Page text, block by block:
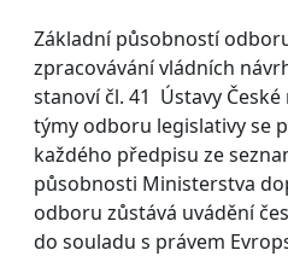
Základní působností
zpracovávání vládních
stanoví čl. 41 Ústavy
týmy odboru legislativy se
každého předpisu ze
působnosti Ministerstva
odboru zůstává uvádění
do souladu s právem